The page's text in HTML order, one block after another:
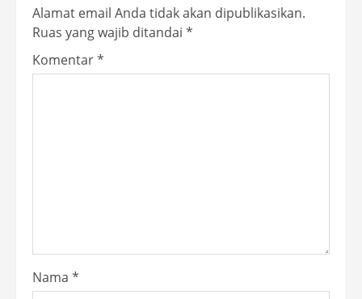
Alamat email Anda tidak akan dipublikasikan.
Ruas yang wajib ditandai *
Komentar*
Nama *